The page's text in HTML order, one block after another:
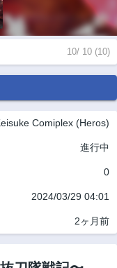
10/ 10 (10)
Comiplex (Heros)
進行中
0
2024/03/29 04:01
2ヶ月前